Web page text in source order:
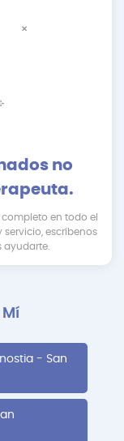
no
en todo el
servicio, escríbenos
ayudarte.
- San